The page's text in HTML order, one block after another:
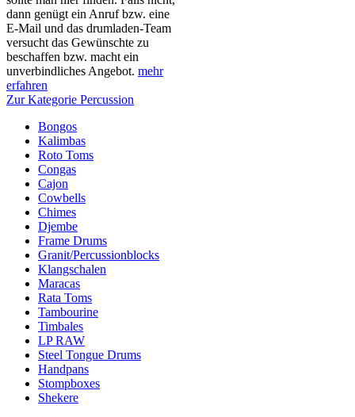
dann genügt ein Anruf bzw. eine
E-Mail und das drumladen-Team
versucht das Gewünschte zu
beschaffen bzw. macht ein
unverbindliches Angebot. mehr
erfahren
Zur Kategorie Percussion
Bongos
Kalimbas
Roto Toms
Congas
Cajon
Cowbells
Chimes
Djembe
Frame Drums
Granit/Percussionblocks
Klangschalen
Maracas
Rata Toms
Tambourine
Timbales
LP RAW
Steel Tongue Drums
Handpans
Stompboxes
Shekere